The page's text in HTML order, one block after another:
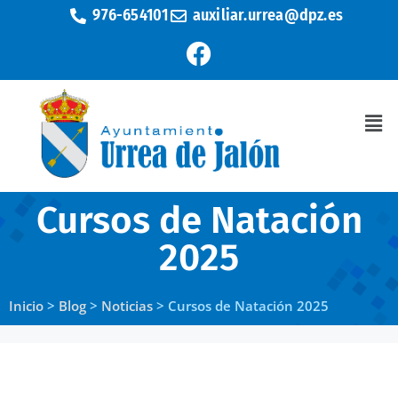
976-654101 auxiliar.urrea@dpz.es
Cursos de Natación
2025
Inicio > Blog > Noticias > Cursos de Natación 2025